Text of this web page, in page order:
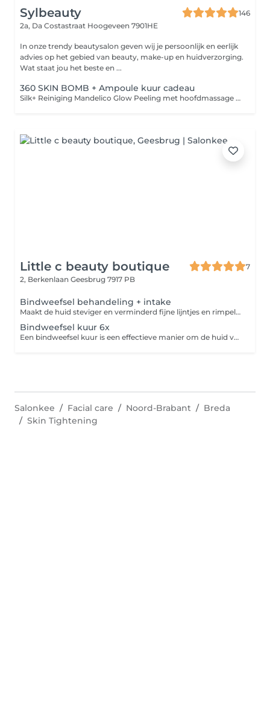
Sylbeauty
146
2a, Da Costastraat Hoogeveen 7901HE
In onze trendy beautysalon geven wij je persoonlijk en eerlijk
advies op het gebied van beauty, make-up en huidverzorging.
Wat staat jou het beste en ...
360 SKIN BOMB + Ampoule kuur cadeau
Silk+ Reiniging Mandelico Glow Peeling met hoofdmassage Spicy Skin Shock Zuurstof Boost masker Explosie aan werkstoffen (36x meer dan een serum) 2 ampullen aangepast aan jouw huid icm bindweefselmassage Luxe masker icm nek schouder en decolleté massage Huidverzorging aangepast aan jouw huidwens Skin Ampoule box 2 voor thuis
Little c beauty boutique
7
2, Berkenlaan Geesbrug 7917 PB
Bindweefsel behandeling + intake
Maakt de huid steviger en verminderd fijne lijntjes en rimpels. Vermindert verklevingen, vochtophopingen en afvalstoffen. Verbeterd de huidstructuur waardoor je een mooie glow krijgt.
Bindweefsel kuur 6x
Een bindweefsel kuur is een effectieve manier om de huid van binnenuit te verbeteren en je gezicht een natuurlijke glow te geven. Deze kuur geeft het beste resultaat omdat je huid geen tijd krijgt om terug te vallen. Deze kuur plannen wij 6 weken lang elke week in. om het resultaat te behouden word daarna om de 4 tot 6 weken een behandeling gepland.
Salonkee Facial care Noord-Brabant
Breda
Skin Tightening